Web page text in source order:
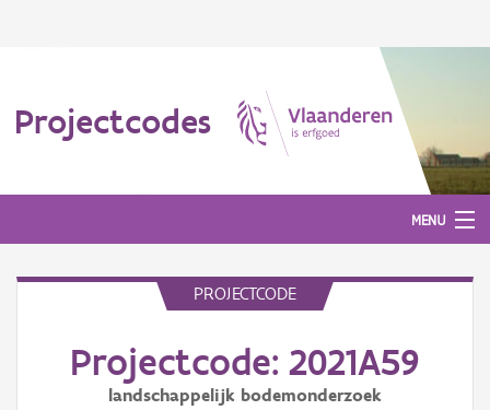
Projectcodes
MENU
PROJECTCODE
Projectcode: 2021A59
landschappelijk bodemonderzoek